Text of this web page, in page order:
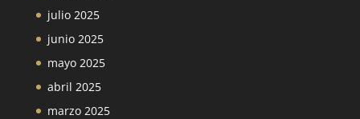
julio 2025
junio 2025
mayo 2025
abril 2025
marzo 2025